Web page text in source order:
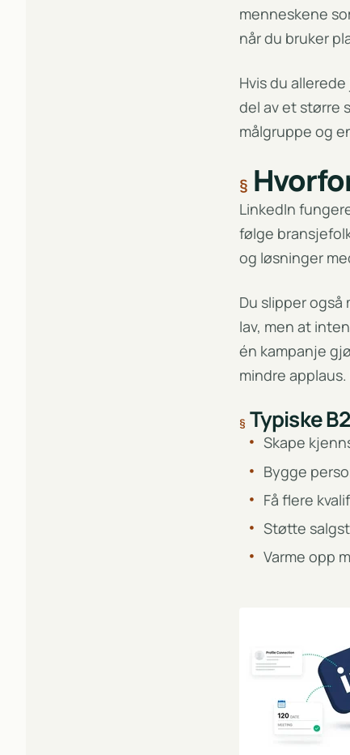
menneskene
når du bruker
Hvis du
del av et større
målgruppe og
LinkedIn
følge
og løsninger
Du slipper
lav, men at
én kampanje
mindre
Typiske
Skape
Bygge
Få flere
Støtte
Varme opp